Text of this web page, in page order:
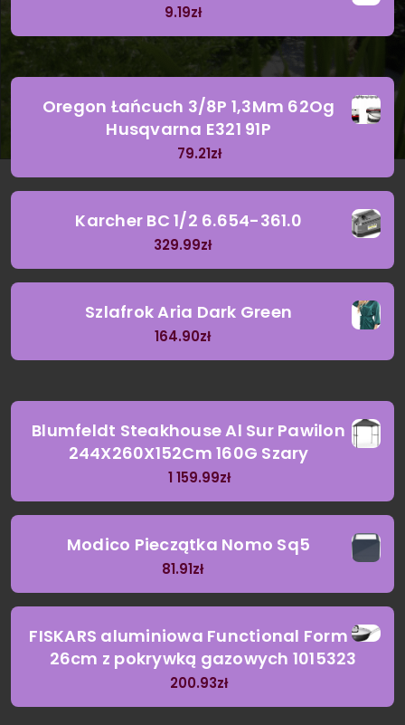
9.19zł
Oregon Łańcuch 3/8P 1,3Mm 62Og
Husqvarna E321 91P
79.21zł
Karcher BC 1/2 6.654-361.0
329.99zł
Szlafrok Aria Dark Green
164.90zł
Blumfeldt Steakhouse Al Sur Pawilon
244X260X152Cm 160G Szary
1 159.99zł
Modico Pieczątka Nomo Sq5
81.91zł
FISKARS aluminiowa Functional Form
26cm z pokrywką gazowych 1015323
200.93zł